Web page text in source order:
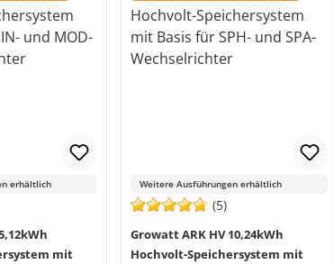
erhältlich
mit
Weitere Ausführungen erhältlich
(5)
Growatt ARK HV 10,24kWh
Hochvolt-Speichersystem mit